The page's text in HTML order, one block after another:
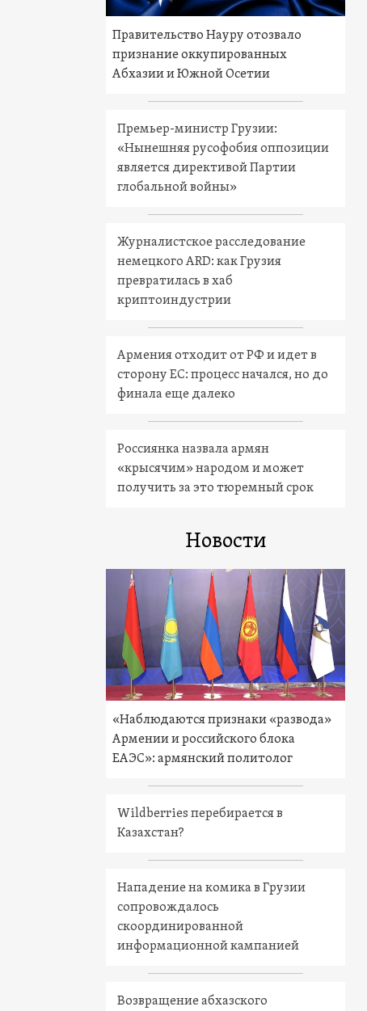
Правительство Науру отозвало
признание оккупированных
Абхазии и Южной Осетии
Премьер-министр Грузии:
«Нынешняя русофобия оппозиции
является директивой Партии
глобальной войны»
Журналистское расследование
немецкого ARD: как Грузия
превратилась в хаб
криптоиндустрии
Армения отходит от РФ и идет в
сторону ЕС: процесс начался, но до
финала еще далеко
Россиянка назвала армян
«крысячим» народом и может
получить за это тюремный срок
Новости
«Наблюдаются признаки «развода»
Армении и российского блока
ЕАЭС»: армянский политолог
Wildberries перебирается в
Казахстан?
Нападение на комика в Грузии
сопровождалось
скоординированной
информационной кампанией
Возвращение абхазского